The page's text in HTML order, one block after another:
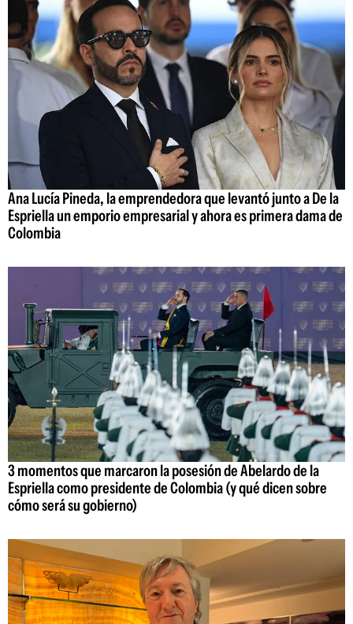
Ana Lucía Pineda, la emprendedora que levantó junto a De la
Espriella un emporio empresarial y ahora es primera dama de
Colombia
3 momentos que marcaron la posesión de Abelardo de la
Espriella como presidente de Colombia (y qué dicen sobre
cómo será su gobierno)